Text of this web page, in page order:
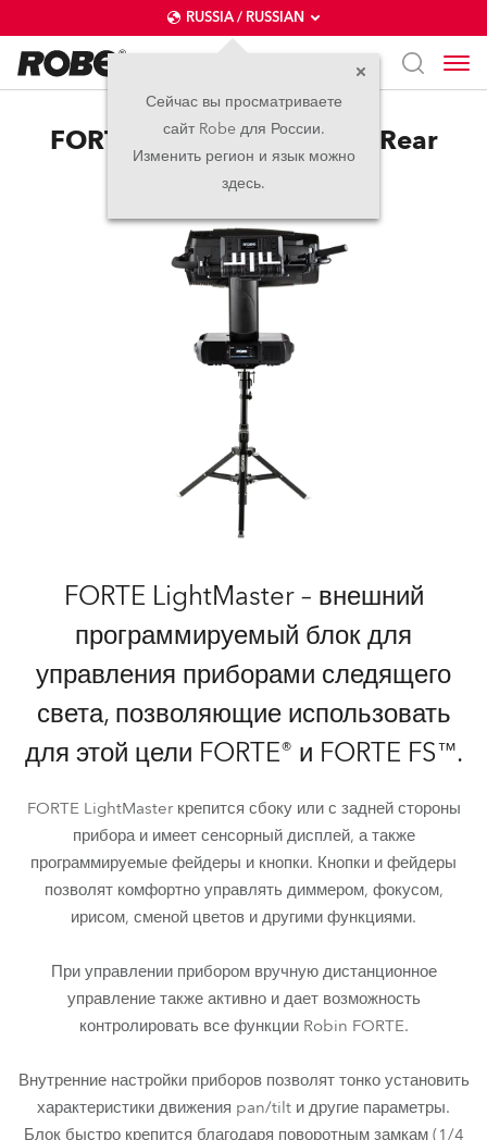
RUSSIA / RUSSIAN
Сейчас вы просматриваете
сайт Robe для России.
Изменить регион и язык можно
здесь.
FORTE® LightMaster Side/Rear
FORTE LightMaster – внешний
программируемый блок для
управления приборами следящего
света, позволяющие использовать
для этой цели FORTE® и FORTE FS™.
FORTE LightMaster крепится сбоку или с задней стороны
прибора и имеет сенсорный дисплей, а также
программируемые фейдеры и кнопки. Кнопки и фейдеры
позволят комфортно управлять диммером, фокусом,
ирисом, сменой цветов и другими функциями.
При управлении прибором вручную дистанционное
управление также активно и дает возможность
контролировать все функции Robin FORTE.
Внутренние настройки приборов позволят тонко установить
характеристики движения pan/tilt и другие параметры.
Блок быстро крепится благодаря поворотным замкам (1/4